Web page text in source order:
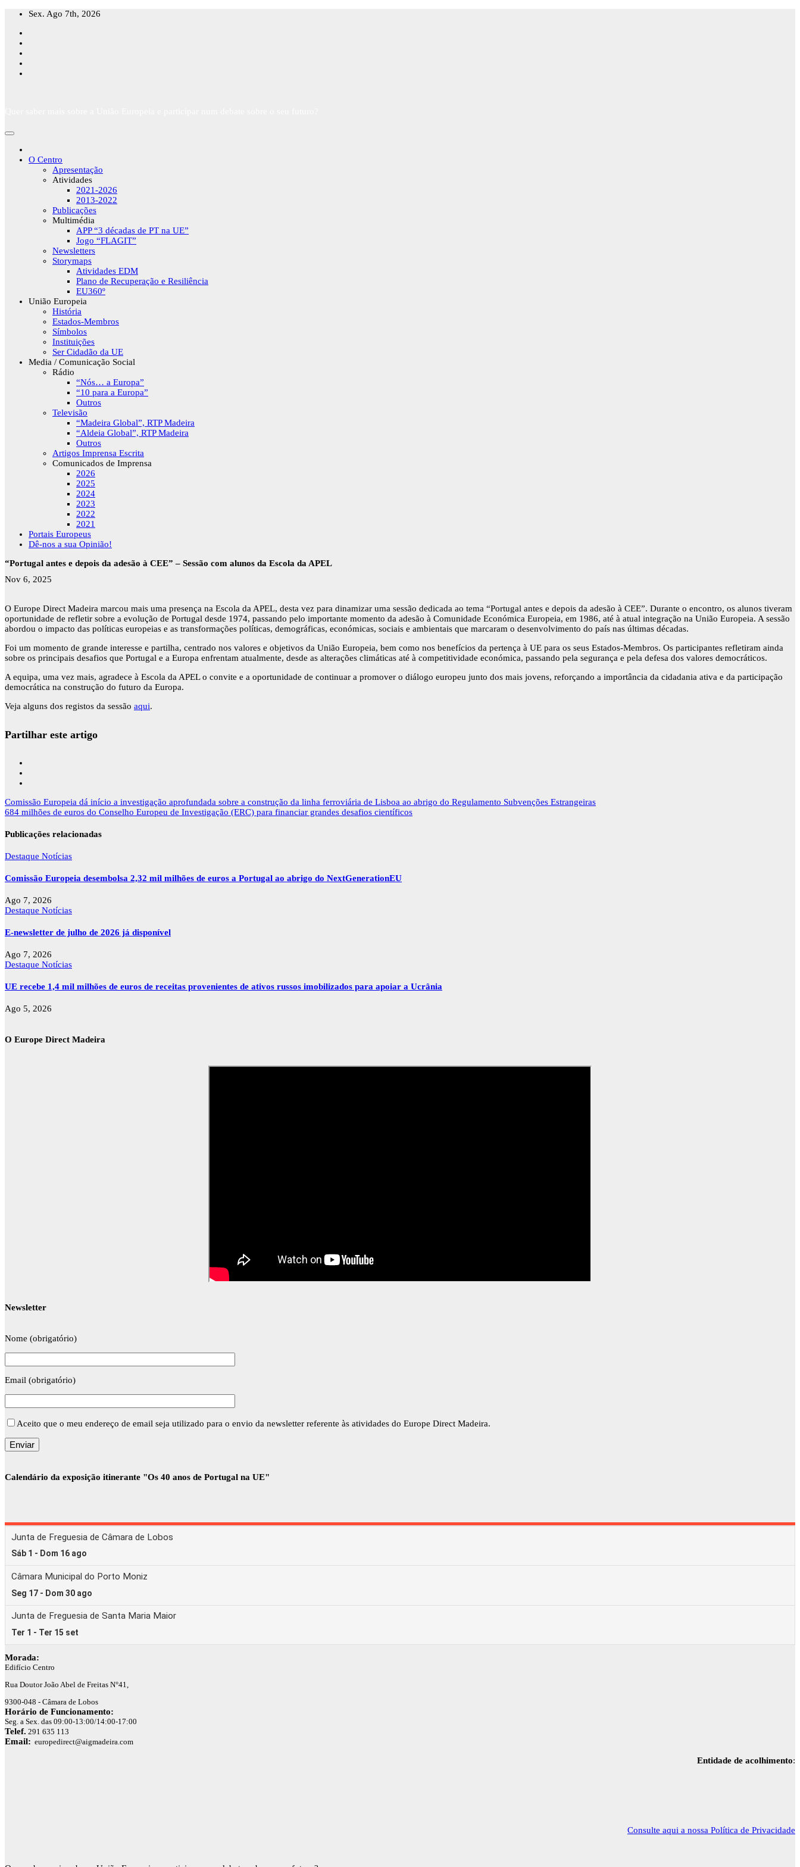
Skip
content
Sex. Ago 7th, 2026
O Centro
Apresentação
Atividades
2021-2026
2013-2022
Publicações
Multimédia
APP “3 décadas de PT na UE”
Jogo “FLAGIT”
Newsletters
Storymaps
Atividades EDM
Plano de Recuperação e Resiliência
EU360º
União Europeia
História
Estados-Membros
Símbolos
Instituições
Ser Cidadão da UE
Media / Comunicação Social
Rádio
“Nós… a Europa”
“10 para a Europa”
Outros
Televisão
“Madeira Global”, RTP Madeira
“Aldeia Global”, RTP Madeira
Outros
Artigos Imprensa Escrita
Comunicados de Imprensa
2026
2025
2024
2023
2022
2021
Portais Europeus
Dê-nos a sua Opinião!
“Portugal antes e depois da adesão à CEE” – Sessão com alunos da Escola da APEL
Nov 6, 2025
O Europe Direct Madeira marcou mais uma presença na Escola da APEL, desta vez para dinamizar uma sessão dedicada ao tema “Portugal antes e depois da adesão à CEE”. Durante o encontro, os alunos tiveram
oportunidade de refletir sobre a evolução de Portugal desde 1974, passando pelo importante momento da adesão à Comunidade Económica Europeia, em 1986, até à atual integração na União Europeia. A sessão
abordou o impacto das políticas europeias e as transformações políticas, demográficas, económicas, sociais e ambientais que marcaram o desenvolvimento do país nas últimas décadas.
Foi um momento de grande interesse e partilha, centrado nos valores e objetivos da União Europeia, bem como nos benefícios da pertença à UE para os seus Estados-Membros. Os participantes refletiram ainda
sobre os principais desafios que Portugal e a Europa enfrentam atualmente, desde as alterações climáticas até à competitividade económica, passando pela segurança e pela defesa dos valores democráticos.
A equipa, uma vez mais, agradece à Escola da APEL o convite e a oportunidade de continuar a promover o diálogo europeu junto dos mais jovens, reforçando a importância da cidadania ativa e da participação
democrática na construção do futuro da Europa.
Veja alguns dos registos da sessão aqui.
Partilhar este artigo
Navegação
de
Comissão Europeia dá início a investigação aprofundada sobre a construção da linha ferroviária de Lisboa ao abrigo do Regulamento Subvenções Estrangeiras
684 milhões de euros do Conselho Europeu de Investigação (ERC) para financiar grandes desafios científicos
Publicações relacionadas
Destaque Notícias
Comissão Europeia desembolsa 2,32 mil milhões de euros a Portugal ao abrigo do NextGenerationEU
Ago 7, 2026
Destaque Notícias
E-newsletter de julho de 2026 já disponível
Ago 7, 2026
Destaque Notícias
UE recebe 1,4 mil milhões de euros de receitas provenientes de ativos russos imobilizados para apoiar a Ucrânia
Ago 5, 2026
O Europe Direct Madeira
Newsletter
Nome (obrigatório)
Email (obrigatório)
Aceito que o meu endereço de email seja utilizado para o envio da newsletter referente às atividades do Europe Direct Madeira.
Calendário da exposição itinerante "Os 40 anos de Portugal na UE"
Morada:
Edifício Centro
Rua Doutor João Abel de Freitas N°41,
9300-048 - Câmara de Lobos
Horário de Funcionamento:
Seg. a Sex. das 09:00-13:00/14:00-17:00
Telef. 291 635 113
Email: europedirect@aigmadeira.com
Entidade de acolhimento:
Consulte aqui a nossa Política de Privacidade